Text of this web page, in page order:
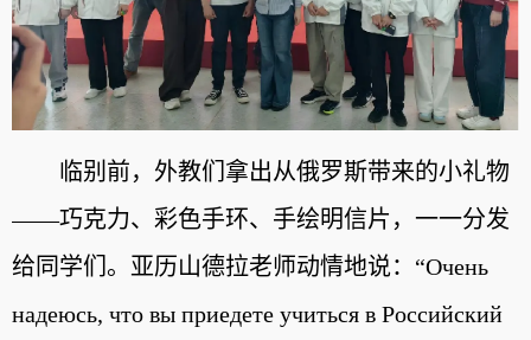
临别前，外教们拿出从俄罗斯带来的小礼物
——巧克力、彩色手环、手绘明信片，一一分发
给同学们。亚历山德拉老师动情地说：“Очень
надеюсь, что вы приедете учиться в Российский